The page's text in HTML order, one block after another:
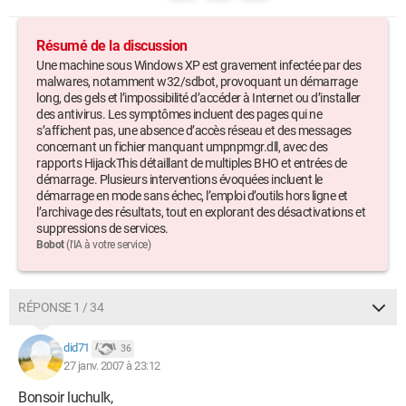
Running processes:
C:\WINDOWS\System32\smss.exe
C:\WINDOWS\SYSTEM32\winlogon.exe
C:\WINDOWS\system32\lsass.exe
C:\WINDOWS\Explorer.EXE
C:\WINDOWS\system32\ctfmon.exe
C:\Hijackthis\HijackThis.exe
R1 - HKCU\Software\Microsoft\Internet Connection
Wizard,ShellNext =
https://loginnet.passport.com/ppsecure/md5auth.srf?
R1 -
HKCU\Software\Microsoft\Windows\CurrentVersion\Internet
Settings,ProxyOverride = 127.0.0.1
R0 - HKCU\Software\Microsoft\Internet
Explorer\Toolbar,LinksFolderName = Liens
O2 - BHO: Adobe PDF Reader Link Helper - {06849E9F-C8D7-
4D59-B87D-784B7D6BE0B3} - C:\Program
Résumé de la discussion
Une machine sous Windows XP est gravement infectée par des
malwares, notamment w32/sdbot, provoquant un démarrage
long, des gels et l’impossibilité d’accéder à Internet ou d’installer
des antivirus. Les symptômes incluent des pages qui ne
s’affichent pas, une absence d’accès réseau et des messages
concernant un fichier manquant umpnpmgr.dll, avec des
rapports HijackThis détaillant de multiples BHO et entrées de
démarrage. Plusieurs interventions évoquées incluent le
démarrage en mode sans échec, l’emploi d’outils hors ligne et
l’archivage des résultats, tout en explorant des désactivations et
suppressions de services.
Bobot(l'IA à votre service)
RÉPONSE 1 / 34
did71 36
27 janv. 2007 à 23:12
Bonsoir luchulk,